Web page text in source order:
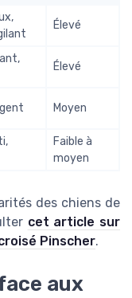
Élevé
Élevé
Moyen
Faible à
moyen
des chiens de
cet article sur
Pinscher.
aux